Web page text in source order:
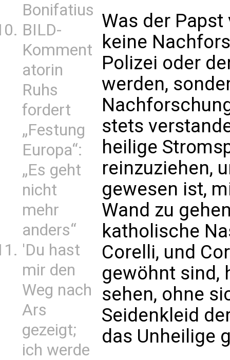
Bonifatius
BILD-
Komment
atorin
Ruhs
fordert
„Festung
Europa“:
„Es geht
nicht
mehr
anders“
'Du hast
mir den
Weg nach
Ars
gezeigt;
ich werde
Was der
keine
Polizei oder
werden,
stets
heilige
reinzuziehen,
gewesen ist,
Wand zu
katholische
Corelli, und
gewöhnt sind,
sehen, ohne
Seidenkleid
das Unheilige